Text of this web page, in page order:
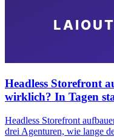
Headless Storefront
wirklich? In Tagen
Headless Storefront
drei Agenturen, wie lange